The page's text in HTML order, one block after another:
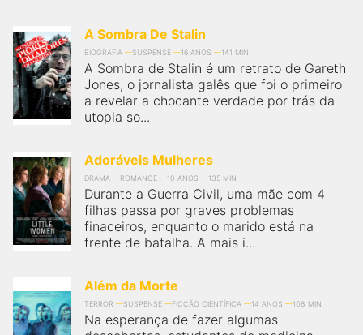
A Sombra De Stalin
BIOGRAFIA SUSPENSE 16 ANOS 141 MIN
A Sombra de Stalin é um retrato de Gareth
Jones, o jornalista galês que foi o primeiro
a revelar a chocante verdade por trás da
utopia so...
Adoráveis Mulheres
DRAMA ROMANCE 10 ANOS 135 MIN
Durante a Guerra Civil, uma mãe com 4
filhas passa por graves problemas
finaceiros, enquanto o marido está na
frente de batalha. A mais i...
Além da Morte
TERROR SUSPENSE FICÇÃO CIENTÍFICA 14 ANOS 108 MIN
Na esperança de fazer algumas